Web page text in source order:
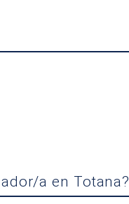
a en Totana?